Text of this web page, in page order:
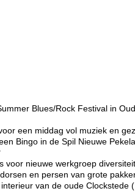
Blues/Rock Festival in
een middag vol muziek en
Bingo in de Spil Nieuwe Pekela
voor nieuwe werkgroep
en persen van grote
van de oude Clockstede